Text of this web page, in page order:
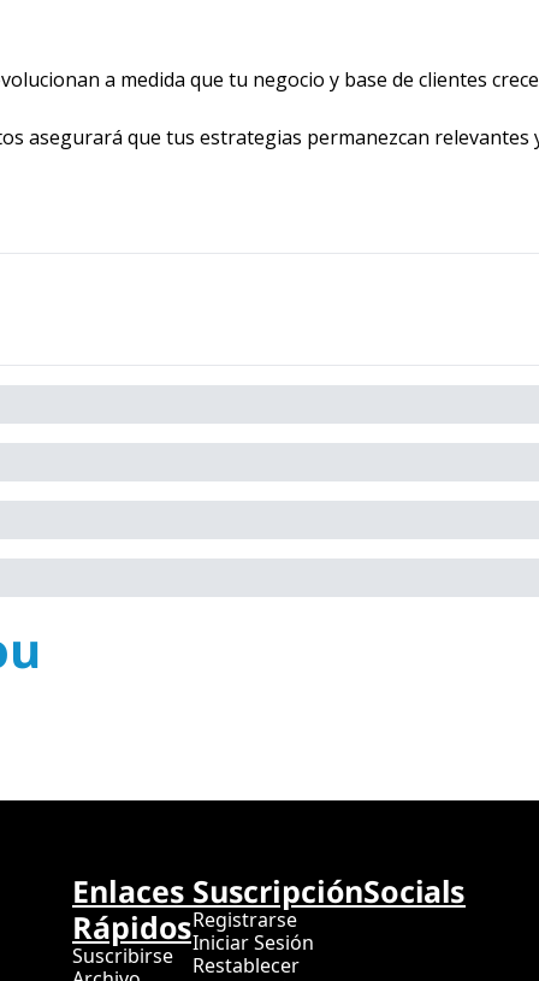
a medida que tu negocio y base de clientes
asegurará que tus estrategias permanezcan relevantes
Enlaces
Rápidos
Suscribirse
Suscripción
Registrarse
Iniciar Sesión
Restablecer
Socials